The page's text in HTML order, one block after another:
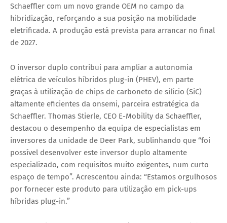
Schaeffler com um novo grande OEM no campo da
hibridização, reforçando a sua posição na mobilidade
eletrificada. A produção está prevista para arrancar no final
de 2027.
O inversor duplo contribui para ampliar a autonomia
elétrica de veículos híbridos plug-in (PHEV), em parte
graças à utilização de chips de carboneto de silício (SiC)
altamente eficientes da onsemi, parceira estratégica da
Schaeffler. Thomas Stierle, CEO E-Mobility da Schaeffler,
destacou o desempenho da equipa de especialistas em
inversores da unidade de Deer Park, sublinhando que “foi
possível desenvolver este inversor duplo altamente
especializado, com requisitos muito exigentes, num curto
espaço de tempo”. Acrescentou ainda: “Estamos orgulhosos
por fornecer este produto para utilização em pick-ups
híbridas plug-in.”